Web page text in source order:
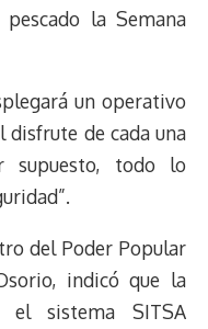
la Semana
un operativo
de cada una
supuesto, todo lo
del Poder Popular
indicó que la
sistema SITSA